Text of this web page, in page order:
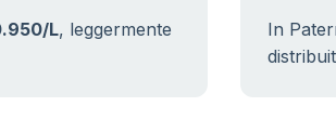
L, leggermente
In